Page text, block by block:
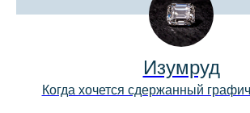
Изумруд
Когда хочется сдержанный